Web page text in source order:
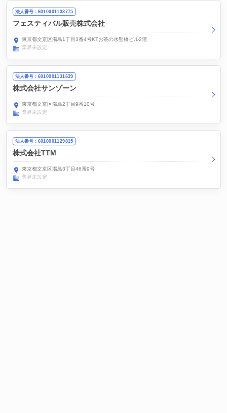
法人番号：6010001133775
フェスティバル販売株式会社
東京都文京区湯島1丁目3番4号KTお茶の水聖橋ビル2階
業界未設定
法人番号：6010001131639
株式会社サンゾーン
東京都文京区湯島2丁目9番10号
業界未設定
法人番号：6010001129815
株式会社TTM
東京都文京区湯島3丁目46番9号
業界未設定